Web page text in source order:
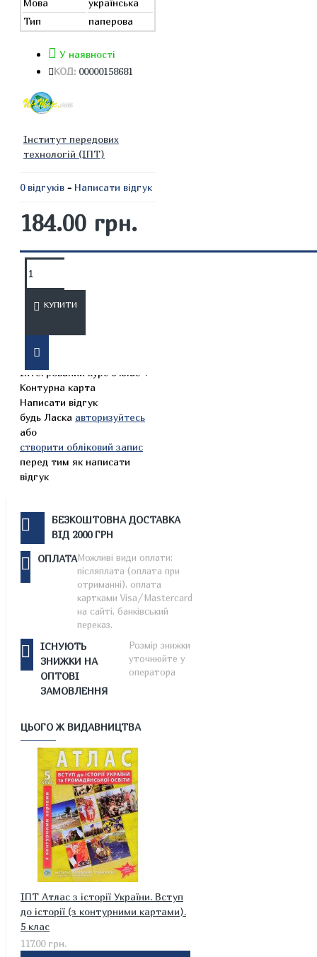
Мова
українська
Тип
паперова
У наявності
КОД: 00000158681
Інститут передових
технологій (ІПТ)
0 відгуків - Написати відгук
184.00 грн.
КУПИТИ
ОПИС
України. Всесвітня історія.
Інтегрований курс 6 клас +
Контурна карта
Написати відгук
будь Ласка авторизуйтесь
або
створити обліковий запис
перед тим як написати
відгук
БЕЗКОШТОВНА ДОСТАВКА
ВІД 2000 ГРН
ОПЛАТАМожливі види оплати:
післяплата (оплата при
отриманні), оплата
картками Visa/Mastercard
на сайті, банківський
переказ.
ІСНУЮТЬ
ЗНИЖКИ НА
ОПТОВІ
ЗАМОВЛЕННЯ
Розмір знижки
уточнюйте у
оператора
ЦЬОГО Ж ВИДАВНИЦТВА
ІПТ Атлас з історії України. Вступ
до історії (з контурними картами).
5 клас
117.00 грн.